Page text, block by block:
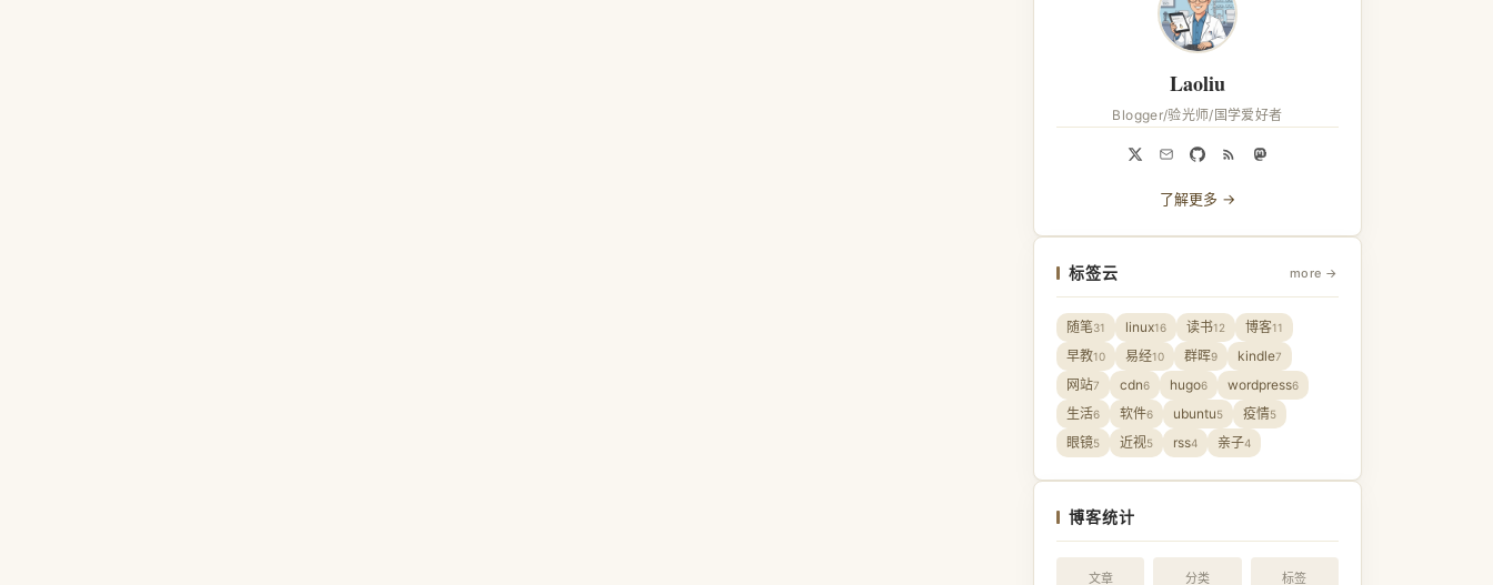
Laoliu
Blogger/验光师/国学爱好者
了解更多 →
标签云 more →
随笔31 linux16 读书12 博客11
早教10 易经10 群晖9 kindle7
网站7 cdn6 hugo6 wordpress6
生活6 软件6 ubuntu5 疫情5
眼镜5 近视5 rss4 亲子4
博客统计
文章 分类 标签